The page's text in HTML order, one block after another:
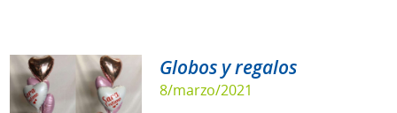
Globos y regalos
8/marzo/2021